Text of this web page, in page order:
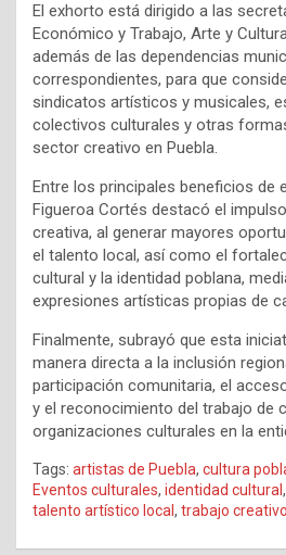
El exhorto está dirigido a las
Económico y Trabajo, Arte y
además de las dependencias
correspondientes, para que
sindicatos artísticos y musicales,
colectivos culturales y otras
sector creativo en Puebla.
Entre los principales beneficios de
Figueroa Cortés destacó el
creativa, al generar mayores
el talento local, así como el
cultural y la identidad poblana,
expresiones artísticas propias de
Finalmente, subrayó que esta
manera directa a la inclusión
participación comunitaria, el
y el reconocimiento del trabajo de
organizaciones culturales en la
Tags: artistas de Puebla, cultura
Eventos culturales, identidad cultural,
talento artístico local, trabajo creativo